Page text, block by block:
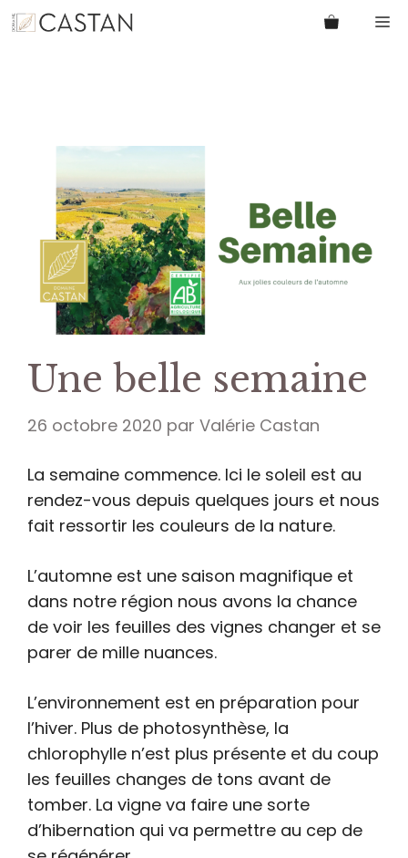
Aller
au
Une belle semaine
26 octobre 2020 par Valérie Castan
La semaine commence. Ici le soleil est au
rendez-vous depuis quelques jours et nous
fait ressortir les couleurs de la nature.
L’automne est une saison magnifique et
dans notre région nous avons la chance
de voir les feuilles des vignes changer et se
parer de mille nuances.
L’environnement est en préparation pour
l’hiver. Plus de photosynthèse, la
chlorophylle n’est plus présente et du coup
les feuilles changes de tons avant de
tomber. La vigne va faire une sorte
d’hibernation qui va permettre au cep de